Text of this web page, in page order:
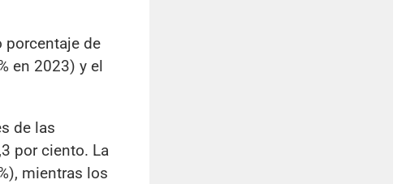
porcentaje de
en 2023) y el
de las
por ciento. La
mientras los